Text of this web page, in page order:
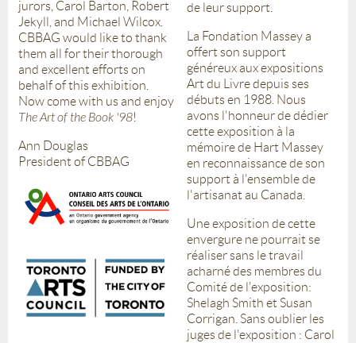
jurors, Carol Barton, Robert
Jekyll, and Michael Wilcox.
CBBAG would like to thank
them all for their thorough
and excellent efforts on
behalf of this exhibition.
Now come with us and enjoy
The Art of the Book '98!
Ann Douglas
President of CBBAG
de leur support.
La Fondation Massey a
offert son support
généreux aux expositions
Art du Livre depuis ses
débuts en 1988. Nous
avons l'honneur de dédier
cette exposition à la
mémoire de Hart Massey
en reconnaissance de son
support à l'ensemble de
l'artisanat au Canada.
Une exposition de cette
envergure ne pourrait se
réaliser sans le travail
acharné des membres du
Comité de l'exposition:
Shelagh Smith et Susan
Corrigan. Sans oublier les
juges de l'exposition : Carol